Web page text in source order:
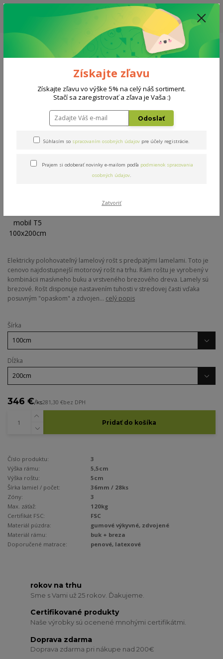
ZĽAVA: VŠETKY VYSTAVENÉ POSTELE ZA 400€ - CENA MATRACU A ROŠTU
PODĽA VÝBERU / DODACIA LEHOTA JE AKTUÁLNE 10-15 PRACOVNÝCH
Menu
0908 777 700 Po-So: 10-18 hod.
0
Double mobil T5 100x200cm
Double mobil T5 100x200cm
Elektricky polohovateľný lamelový rošt s predpätými lamelami. Toto je
cenovo najdostupnejší motorový rošt na trhu. Rám roštu je vyrobený v
kombinácii masívneho buku a vrstveného brezového dreva. Lamely sú
brezové. Rošt disponuje nastavením tuhosti v stredovej časti vďaka
posuvným "opaskom" a zdvojen... celý popis
Šírka
Dĺžka
346 €/ks281,30 €bez DPH
Pridať do košíka
Číslo produktu:
3
Výška rámu:
5,5cm
Výška roštu:
5cm
Šírka lamiel / počet:
36mm / 28ks
Zóny:
3
Max. záťaž:
120kg
Certifikát FSC:
FSC
Materiál púzdra:
gumové výkyvné, zdvojené
Materiál rámu:
buk + breza
Doporučené matrace:
penové, latexové
rokov na trhu
Sme s Vami už 25 rokov. Ďakujeme.
Certifikované produkty
Naše výrobky sú ocenené mnohými certifikátmi.
Doprava zdarma
Doprava zdarma pri nákupe nad 200€
Získajte zľavu
Získajte zľavu vo výške 5% na celý náš sortiment.
Stačí sa zaregistrovať a zľava je Vaša :)
Odoslať
Súhlasím so spracovaním osobných údajov pre účely registrácie.
Prajem si odoberať novinky e-mailom podľa podmienok spracovania
osobných údajov.
Zatvoriť